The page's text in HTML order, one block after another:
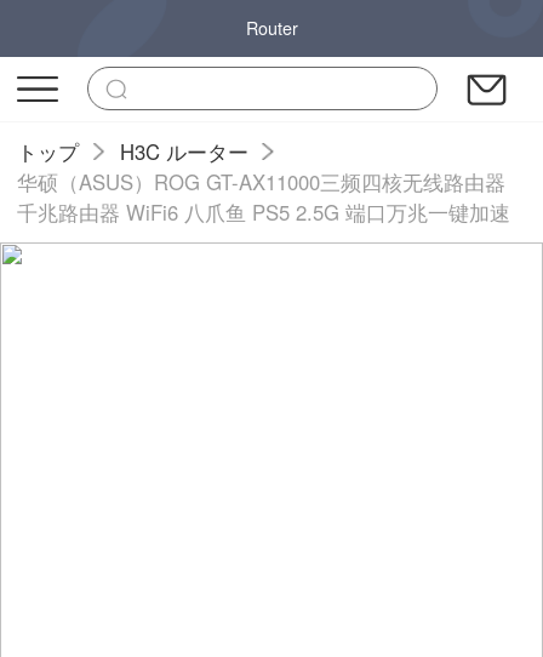
Router
トップ
H3C ルーター
华硕（ASUS）ROG GT-AX11000三频四核无线路由器
千兆路由器 WiFi6 八爪鱼 PS5 2.5G 端口万兆一键加速